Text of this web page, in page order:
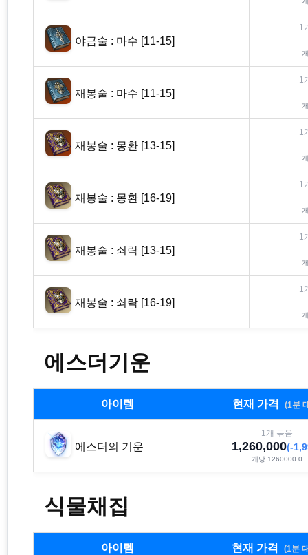
야금술 : 마수 [11-15]
1
재봉술 : 마수 [11-15]
1
재봉술 : 몽환 [13-15]
1
재봉술 : 몽환 [16-19]
1
재봉술 : 쇠락 [13-15]
1
재봉술 : 쇠락 [16-19]
1
에스더기운
아이템 현재 가격 (1분
에스더의 기운
1개 묶음
1,260,000(-
개당 1260000.0
식물채집
아이템 현재 가격 (1분